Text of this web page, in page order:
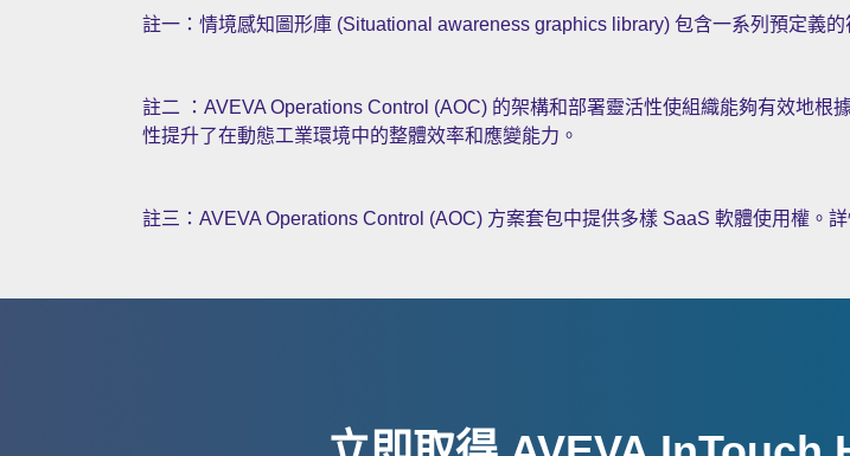
註一：情境感知圖形庫 (Situational awareness graphics library) 包含一系列預定義
註二 ：AVEVA Operations Control (AOC) 的架構和部署靈活性使組織能夠有效地
性提升了在動態工業環境中的整體效率和應變能力。
註三：AVEVA Operations Control (AOC) 方案套包中提供多樣 SaaS 軟體使用權。